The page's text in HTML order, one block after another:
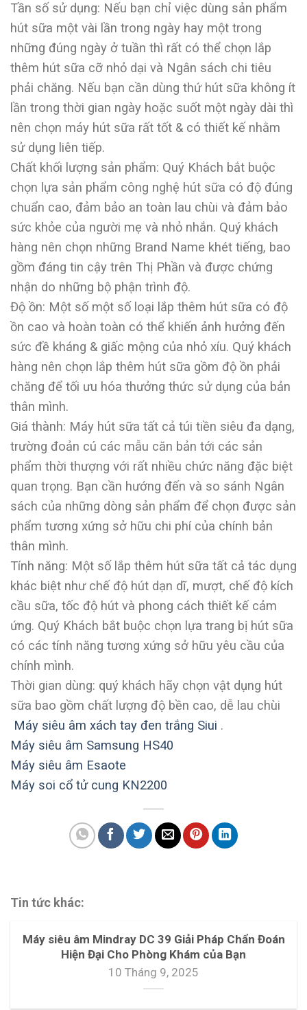
Tần số sử dụng: Nếu bạn chỉ việc dùng sản phẩm
hút sữa một vài lần trong ngày hay một trong
những đúng ngày ở tuần thì rất có thể chọn lắp
thêm hút sữa cỡ nhỏ dại và Ngân sách chi tiêu
phải chăng. Nếu bạn cần dùng thứ hút sữa không ít
lần trong thời gian ngày hoặc suốt một ngày dài thì
nên chọn máy hút sữa rất tốt & có thiết kế nhằm
sử dụng liên tiếp.
Chất khối lượng sản phẩm: Quý Khách bắt buộc
chọn lựa sản phẩm công nghệ hút sữa có độ đúng
chuẩn cao, đảm bảo an toàn lau chùi và đảm bảo
sức khỏe của người mẹ và nhỏ nhắn. Quý khách
hàng nên chọn những Brand Name khét tiếng, bao
gồm đáng tin cậy trên Thị Phần và được chứng
nhận do những bộ phận trình độ.
Độ ồn: Một số một số loại lắp thêm hút sữa có độ
ồn cao và hoàn toàn có thể khiến ảnh hưởng đến
sức đề kháng & giấc mộng của nhỏ xíu. Quý khách
hàng nên chọn lắp thêm hút sữa gồm độ ồn phải
chăng để tối ưu hóa thưởng thức sử dụng của bản
thân mình.
Giá thành: Máy hút sữa tất cả túi tiền siêu đa dạng,
trường đoản cú các mẫu căn bản tới các sản
phẩm thời thượng với rất nhiều chức năng đặc biệt
quan trọng. Bạn cần hướng đến và so sánh Ngân
sách của những dòng sản phẩm để chọn được sản
phẩm tương xứng sở hữu chi phí của chính bản
thân mình.
Tính năng: Một số lắp thêm hút sữa tất cả tác dụng
khác biệt như chế độ hút dạn dĩ, mượt, chế độ kích
cầu sữa, tốc độ hút và phong cách thiết kế cảm
ứng. Quý Khách bắt buộc chọn lựa trang bị hút sữa
có các tính năng tương xứng sở hữu yêu cầu của
chính mình.
Thời gian dùng: quý khách hãy chọn vật dụng hút
sữa bao gồm chất lượng độ bền cao, dễ lau chùi
Máy siêu âm xách tay đen trắng Siui .
Máy siêu âm Samsung HS40
Máy siêu âm Esaote
Máy soi cổ tử cung KN2200
Tin tức khác:
Máy siêu âm Mindray DC 39 Giải Pháp Chẩn Đoán
Hiện Đại Cho Phòng Khám của Bạn
10 Tháng 9, 2025